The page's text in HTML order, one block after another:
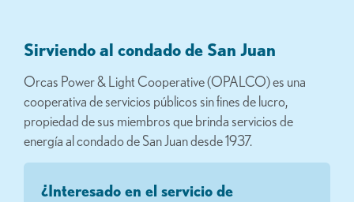
Sirviendo al condado de San Juan
Orcas Power & Light Cooperative (OPALCO) es una
cooperativa de servicios públicos sin fines de lucro,
propiedad de sus miembros que brinda servicios de
energía al condado de San Juan desde 1937.
¿Interesado en el servicio de